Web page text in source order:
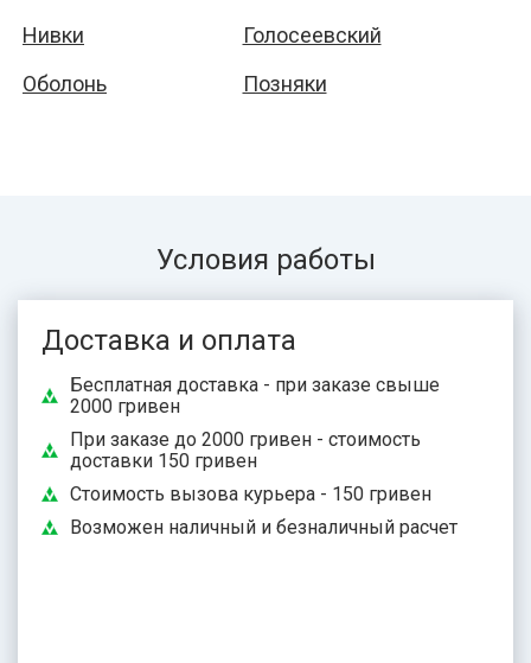
Нивки
Оболонь
Голосеевский
Позняки
Условия работы
Доставка и оплата
Бесплатная доставка - при заказе свыше
2000 гривен
При заказе до 2000 гривен - стоимость
доставки 150 гривен
Стоимость вызова курьера - 150 гривен
Возможен наличный и безналичный расчет